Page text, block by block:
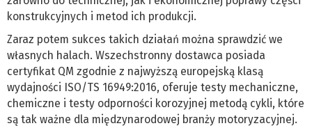
konstrukcyjnych i metod ich produkcji.
Zaraz potem sukces takich działań można sprawdzić we
własnych halach. Wszechstronny dostawca posiada
certyfikat QM zgodnie z najwyższą europejską klasą
wydajności ISO/TS 16949:2016, oferuje testy mechaniczne,
chemiczne i testy odporności korozyjnej metodą cykli, które
są tak ważne dla międzynarodowej branży motoryzacyjnej.